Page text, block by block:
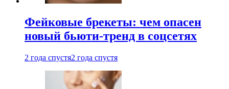
Фейковые брекеты: чем опасен
новый бьюти-тренд в соцсетях
2 года спустя2 года спустя